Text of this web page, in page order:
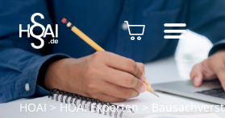
HOAI > HOAI Experten>